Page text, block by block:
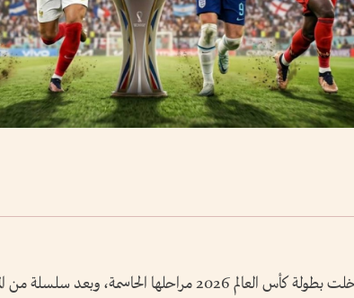
دخلت بطولة كأس العالم 2026 مراحلها الحاسمة،